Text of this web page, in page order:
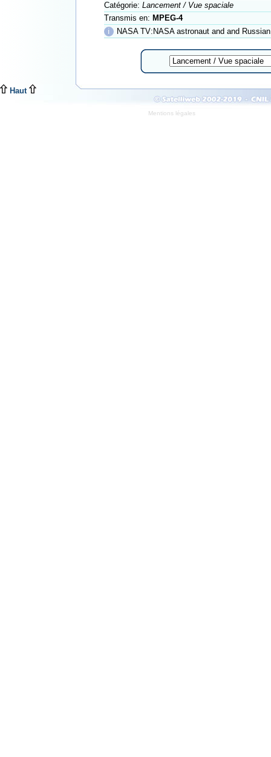
Catégorie: Lancement / Vue spaciale
Transmis en: MPEG-4
ℹ
NASA TV:NASA astronaut and and Russian
Haut
Mentions légales